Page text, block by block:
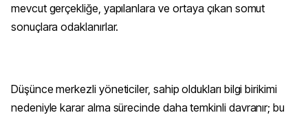
mevcut gerçekliğe, yapılanlara ve ortaya çıkan somut
sonuçlara odaklanırlar.
Düşünce merkezli yöneticiler, sahip oldukları bilgi birikimi
nedeniyle karar alma sürecinde daha temkinli davranır; bu